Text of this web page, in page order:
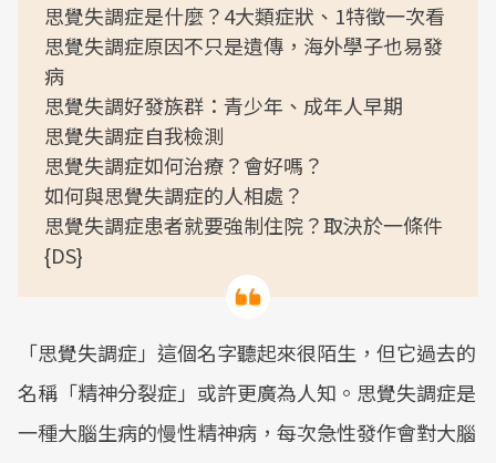
思覺失調症是什麼？4大類症狀、1特徵一次看
思覺失調症原因不只是遺傳，海外學子也易發
病
思覺失調好發族群：青少年、成年人早期
思覺失調症自我檢測
思覺失調症如何治療？會好嗎？
如何與思覺失調症的人相處？
思覺失調症患者就要強制住院？取決於一條件
{DS}
「思覺失調症」這個名字聽起來很陌生，但它過去的
名稱「精神分裂症」或許更廣為人知。思覺失調症是
一種大腦生病的慢性精神病，每次急性發作會對大腦